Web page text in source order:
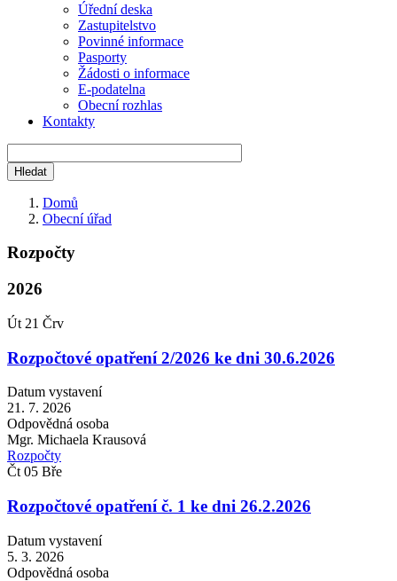
Úřední deska
Zastupitelstvo
Povinné informace
Pasporty
Žádosti o informace
E-podatelna
Obecní rozhlas
Kontakty
Drobečková
navigace
Domů
Obecní úřad
Rozpočty
2026
Út 21 Črv
Rozpočtové opatření 2/2026 ke dni 30.6.2026
Datum vystavení
21. 7. 2026
Odpovědná osoba
Mgr. Michaela Krausová
Rozpočty
Čt 05 Bře
Rozpočtové opatření č. 1 ke dni 26.2.2026
Datum vystavení
5. 3. 2026
Odpovědná osoba